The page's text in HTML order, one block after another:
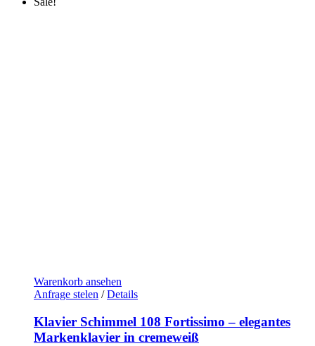
Warenkorb ansehen
Anfrage stelen / Details
Klavier Schimmel 108 Fortissimo – elegantes
Markenklavier in cremeweiß